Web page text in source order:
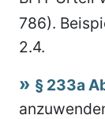
786).
2.4.
§ 233a